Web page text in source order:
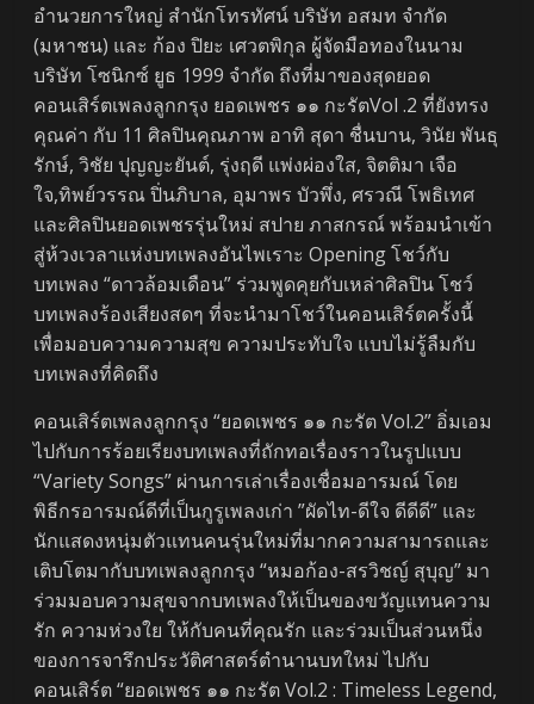
อำนวยการใหญ่ สำนักโทรทัศน์ บริษัท อสมท จำกัด
(มหาชน) และ ก้อง ปิยะ เศวตพิกุล ผู้จัดมือทองในนาม
บริษัท โซนิกซ์ ยูธ 1999 จำกัด ถึงที่มาของสุดยอด
คอนเสิร์ตเพลงลูกกรุง ยอดเพชร ๑๑ กะรัตVol .2 ที่ยังทรง
คุณค่า กับ 11 ศิลปินคุณภาพ อาทิ สุดา ชื่นบาน, วินัย พันธุ
รักษ์, วิชัย ปุญญะยันต์, รุ่งฤดี แพ่งผ่องใส, จิตติมา เจือ
ใจ,ทิพย์วรรณ ปิ่นภิบาล, อุมาพร บัวพึ่ง, ศรวณี โพธิเทศ
และศิลปินยอดเพชรรุ่นใหม่ สปาย ภาสกรณ์ พร้อมนำเข้า
สู่ห้วงเวลาแห่งบทเพลงอันไพเราะ Opening โชว์กับ
บทเพลง “ดาวล้อมเดือน” ร่วมพูดคุยกับเหล่าศิลปิน โชว์
บทเพลงร้องเสียงสดๆ ที่จะนำมาโชว์ในคอนเสิร์ตครั้งนี้
เพื่อมอบความความสุข ความประทับใจ แบบไม่รู้ลืมกับ
บทเพลงที่คิดถึง
คอนเสิร์ตเพลงลูกกรุง “ยอดเพชร ๑๑ กะรัต Vol.2” อิ่มเอม
ไปกับการร้อยเรียงบทเพลงที่ถักทอเรื่องราวในรูปแบบ
“Variety Songs” ผ่านการเล่าเรื่องเชื่อมอารมณ์ โดย
พิธีกรอารมณ์ดีที่เป็นกูรูเพลงเก่า ”ผัดไท-ดีใจ ดีดีดี” และ
นักแสดงหนุ่มตัวแทนคนรุ่นใหม่ที่มากความสามารถและ
เติบโตมากับบทเพลงลูกกรุง “หมอก้อง-สรวิชญ์ สุบุญ” มา
ร่วมมอบความสุขจากบทเพลงให้เป็นของขวัญแทนความ
รัก ความห่วงใย ให้กับคนที่คุณรัก และร่วมเป็นส่วนหนึ่ง
ของการจารึกประวัติศาสตร์ตำนานบทใหม่ ไปกับ
คอนเสิร์ต “ยอดเพชร ๑๑ กะรัต Vol.2 : Timeless Legend,